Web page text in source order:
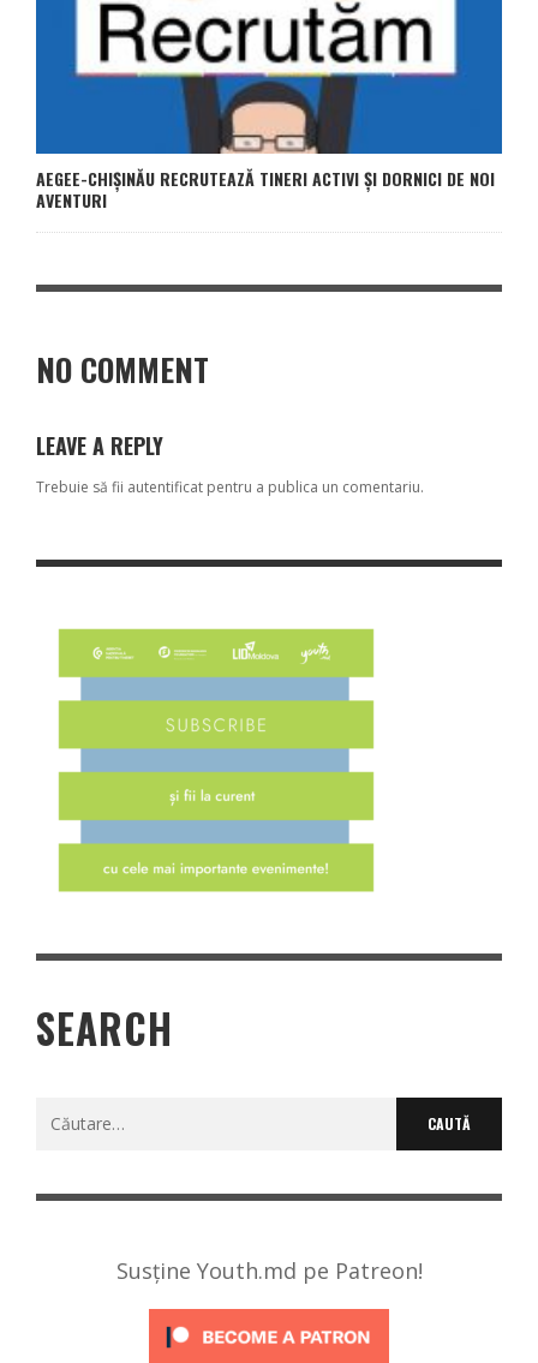
AEGEE-CHIȘINĂU RECRUTEAZĂ TINERI ACTIVI ȘI DORNICI DE NOI
AVENTURI
NO COMMENT
LEAVE A REPLY
Trebuie să fii autentificat pentru a publica un comentariu.
SEARCH
Caută
Susține Youth.md pe Patreon!